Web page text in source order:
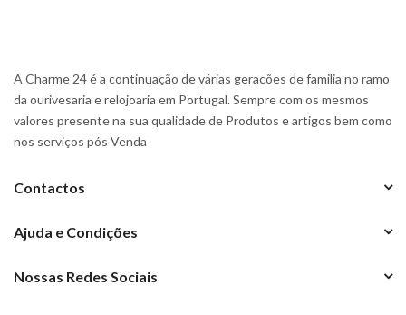
A Charme 24 é a continuação de várias geracões de familia no ramo
da ourivesaria e relojoaria em Portugal. Sempre com os mesmos
valores presente na sua qualidade de Produtos e artigos bem como
nos serviços pós Venda
Contactos
Ajuda e Condições
Nossas Redes Sociais